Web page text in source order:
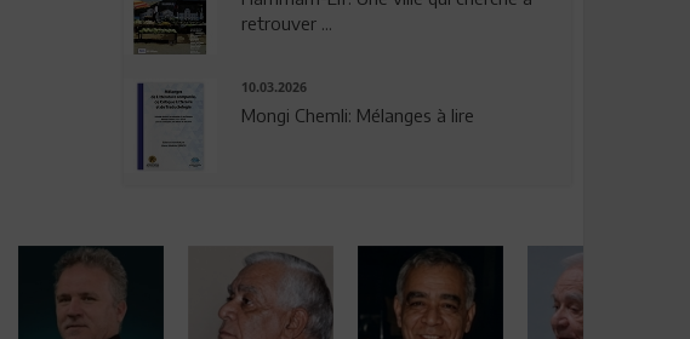
retrouver ...
10.03.2026
Mongi Chemli: Mélanges à lire